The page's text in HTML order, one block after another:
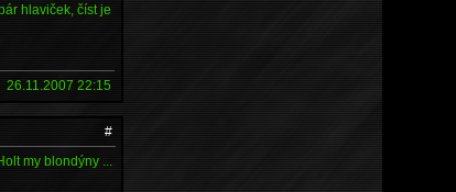
hlaviček, číst je
26.11.2007 22:15
#
my blondýny ...